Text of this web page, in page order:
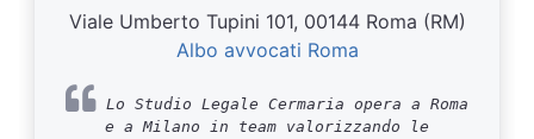
Viale Umberto Tupini 101, 00144 Roma (RM)
Albo avvocati Roma
Lo Studio Legale Cermaria opera a Roma
e a Milano in team valorizzando le